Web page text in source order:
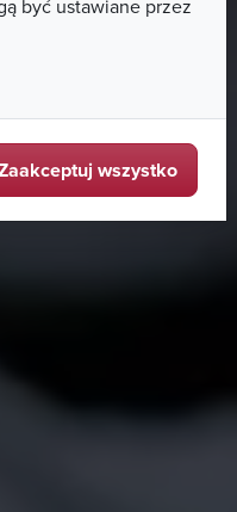
być ustawiane przez
wszystko